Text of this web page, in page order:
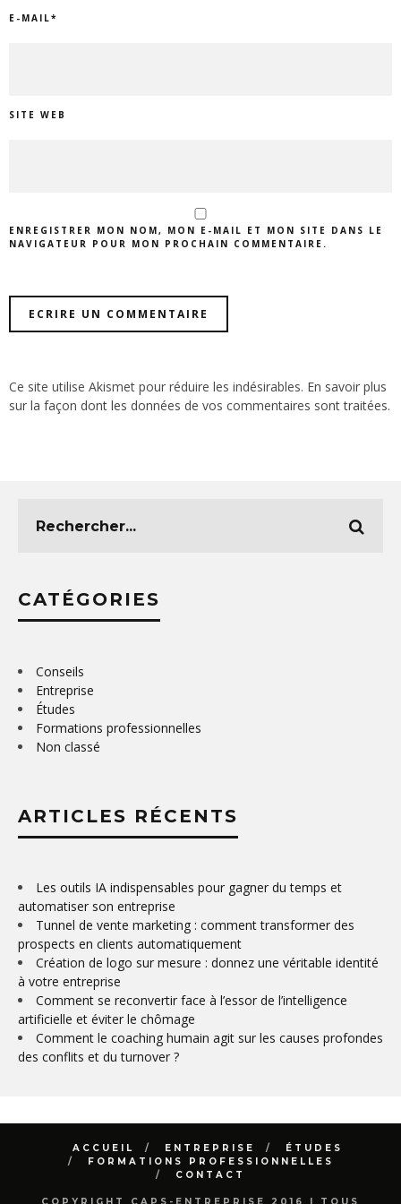
E-MAIL*
SITE WEB
ENREGISTRER MON NOM, MON E-MAIL ET MON SITE DANS LE
NAVIGATEUR POUR MON PROCHAIN COMMENTAIRE.
Ce site utilise Akismet pour réduire les indésirables. En savoir plus
sur la façon dont les données de vos commentaires sont traitées.
CATÉGORIES
Conseils
Entreprise
Études
Formations professionnelles
Non classé
ARTICLES RÉCENTS
Les outils IA indispensables pour gagner du temps et
automatiser son entreprise
Tunnel de vente marketing : comment transformer des
prospects en clients automatiquement
Création de logo sur mesure : donnez une véritable identité
à votre entreprise
Comment se reconvertir face à l’essor de l’intelligence
artificielle et éviter le chômage
Comment le coaching humain agit sur les causes profondes
des conflits et du turnover ?
ACCUEIL ENTREPRISE
ÉTUDES
FORMATIONS PROFESSIONNELLES
CONTACT